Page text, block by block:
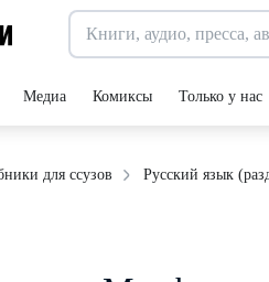
Медиа Комиксы Только у нас
для ссузов Русский язык